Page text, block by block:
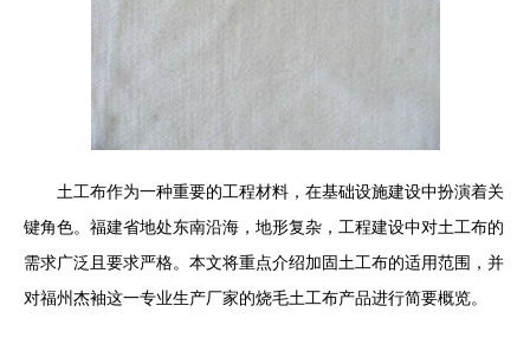
土工布作为一种重要的工程材料，在基础设施建设中扮演着关
键角色。福建省地处东南沿海，地形复杂，工程建设中对土工布的
需求广泛且要求严格。本文将重点介绍加固土工布的适用范围，并
对福州杰袖这一专业生产厂家的烧毛土工布产品进行简要概览。